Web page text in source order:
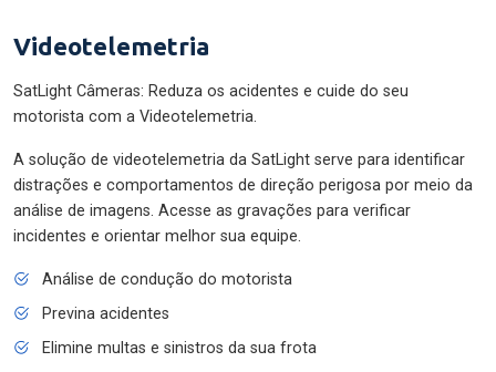
Videotelemetria
SatLight Câmeras: Reduza os acidentes e cuide do seu
motorista com a Videotelemetria.
A solução de videotelemetria da SatLight serve para identificar
distrações e comportamentos de direção perigosa por meio da
análise de imagens. Acesse as gravações para verificar
incidentes e orientar melhor sua equipe.
Análise de condução do motorista
Previna acidentes
Elimine multas e sinistros da sua frota